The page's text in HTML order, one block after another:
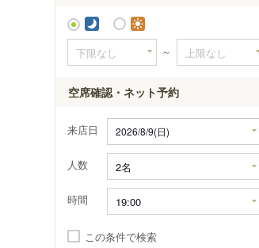
～
空席確認・ネット予約
来店日
人数
時間
この条件で検索